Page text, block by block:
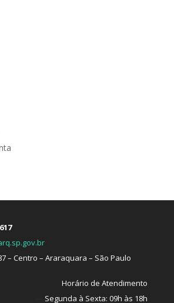
– Centro – Araraquara – São Paulo
Horário de Atendimento
Segunda à Sexta: 09h às 18h